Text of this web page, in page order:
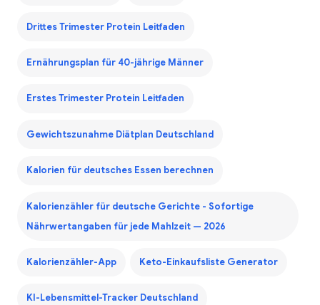
Drittes Trimester Protein Leitfaden
Ernährungsplan für 40-jährige Männer
Erstes Trimester Protein Leitfaden
Gewichtszunahme Diätplan Deutschland
Kalorien für deutsches Essen berechnen
Kalorienzähler für deutsche Gerichte - Sofortige
Nährwertangaben für jede Mahlzeit — 2026
Kalorienzähler-App Keto-Einkaufsliste Generator
KI-Lebensmittel-Tracker Deutschland